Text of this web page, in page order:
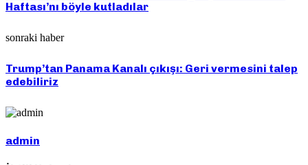
Haftası’nı böyle kutladılar
sonraki haber
Trump’tan Panama Kanalı çıkışı: Geri vermesini talep
edebiliriz
admin